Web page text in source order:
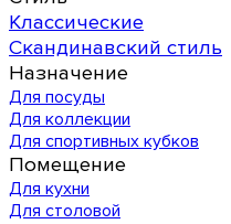
Классические
Скандинавский стиль
Назначение
Для посуды
Для коллекции
Для спортивных кубков
Помещение
Для кухни
Для столовой